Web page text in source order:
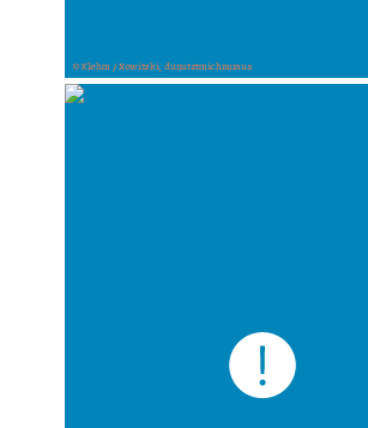
© Klehm / Nowitzki, dunutztmichnuraus